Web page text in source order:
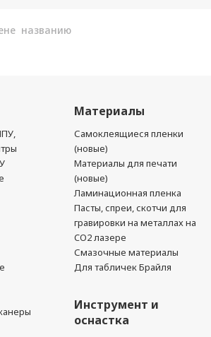
названию
Материалы
Самоклеящиеся пленки
(новые)
Материалы для печати
(новые)
Ламинационная пленка
Пасты, спреи, скотчи для
гравировки на металлах на
CO2 лазере
Смазочные материалы
Для табличек Брайля
Инструмент и
оснастка